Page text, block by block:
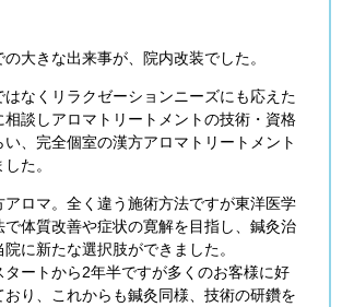
大きな出来事が、院内改装でした。
はなくリラクゼーションニーズにも応えた
相談しアロマトリートメントの技術・資格
い、完全個室の漢方アロマトリートメント
た。
アロマ。全く違う施術方法ですが東洋医学
で体質改善や症状の寛解を目指し、鍼灸治
に新たな選択肢ができました。
タートから2年半ですが多くのお客様に好
おり、これからも鍼灸同様、技術の研鑽を